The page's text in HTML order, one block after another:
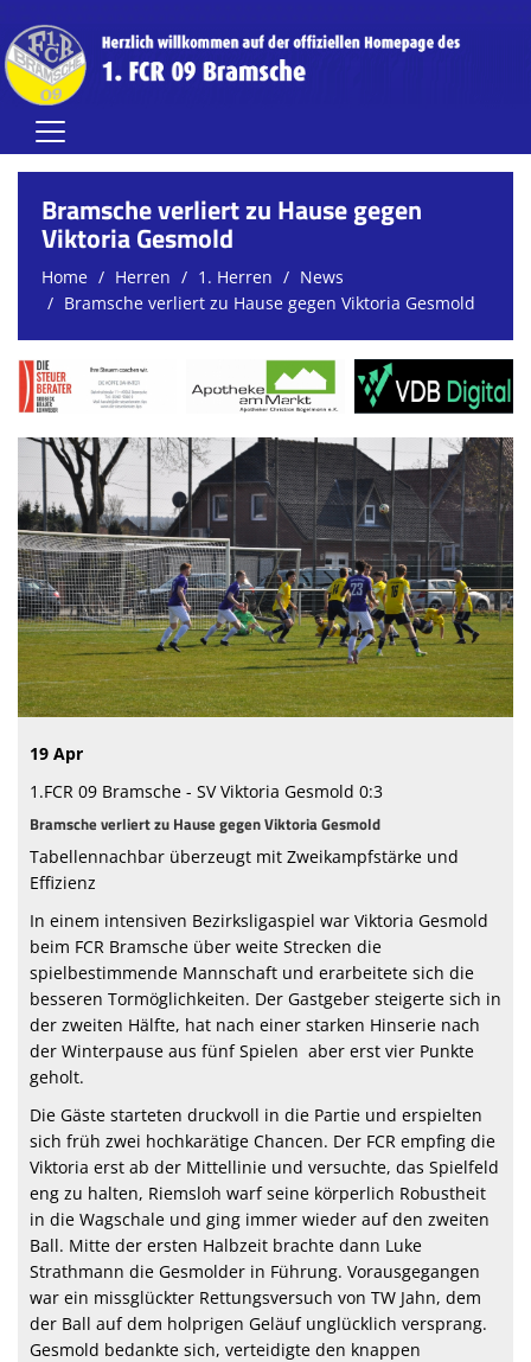
Home
Herren
Damen
Jugend (D-G)
Verein
FCR-Clubhaus
Sponsoren
Vorstand & Mitarbeiter
Stadionzeitung
Bramsche verliert zu Hause gegen
Viktoria Gesmold
Home Herren 1. Herren
News
Bramsche verliert zu Hause gegen Viktoria Gesmold
19 Apr
1.FCR 09 Bramsche - SV Viktoria Gesmold 0:3
Bramsche verliert zu Hause gegen Viktoria Gesmold
Tabellennachbar überzeugt mit Zweikampfstärke und
Effizienz
In einem intensiven Bezirksligaspiel war Viktoria Gesmold
beim FCR Bramsche über weite Strecken die
spielbestimmende Mannschaft und erarbeitete sich die
besseren Tormöglichkeiten. Der Gastgeber steigerte sich in
der zweiten Hälfte, hat nach einer starken Hinserie nach
der Winterpause aus fünf Spielen aber erst vier Punkte
geholt.
Die Gäste starteten druckvoll in die Partie und erspielten
sich früh zwei hochkarätige Chancen. Der FCR empfing die
Viktoria erst ab der Mittellinie und versuchte, das Spielfeld
eng zu halten, Riemsloh warf seine körperlich Robustheit
in die Wagschale und ging immer wieder auf den zweiten
Ball. Mitte der ersten Halbzeit brachte dann Luke
Strathmann die Gesmolder in Führung. Vorausgegangen
war ein missglückter Rettungsversuch von TW Jahn, dem
der Ball auf dem holprigen Geläuf unglücklich versprang.
Gesmold bedankte sich, verteidigte den knappen